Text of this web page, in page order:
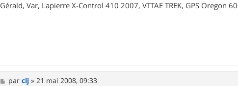
Gérald, Var, Lapierre X-Control 410 2007, VTTAE TREK, GPS Oregon
M
parclj » 21 mai 2008, 09:33